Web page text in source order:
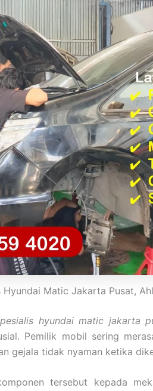
Hyundai Matic Jakarta Pusat,
hyundai matic jakarta
Pemilik mobil sering
gejala tidak nyaman ketika
tersebut kepada